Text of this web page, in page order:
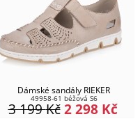
Dámské sandály RIEKER
49958-61 béžová S6
2 298 Kč
3 199Kč